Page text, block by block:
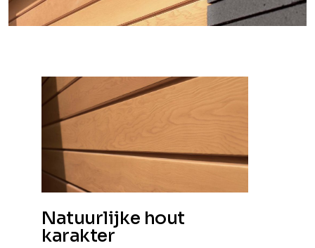
Natuurlijke hout
karakter